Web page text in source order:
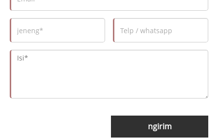
ngirim